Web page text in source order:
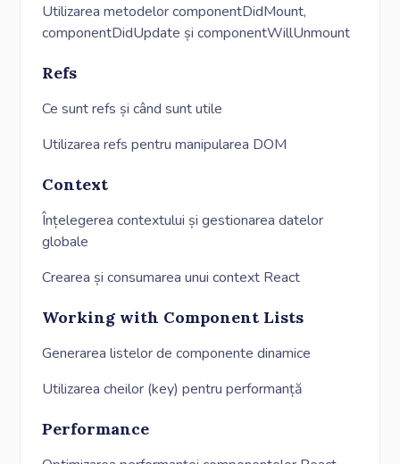
Utilizarea metodelor componentDidMount,
componentDidUpdate și componentWillUnmount
Refs
Ce sunt refs și când sunt utile
Utilizarea refs pentru manipularea DOM
Context
Înțelegerea contextului și gestionarea datelor
globale
Crearea și consumarea unui context React
Working with Component Lists
Generarea listelor de componente dinamice
Utilizarea cheilor (key) pentru performanță
Performance